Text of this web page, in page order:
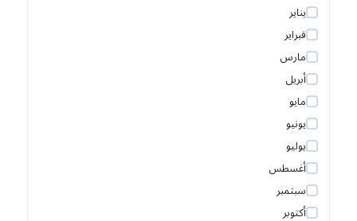
يناير
فبراير
مارس
أبريل
مايو
يونيو
يوليو
أغسطس
سبتمبر
أكتوبر